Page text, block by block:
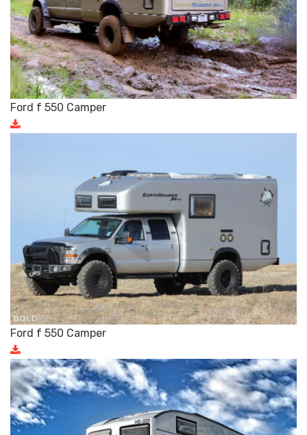
Ford f 550 Camper
Ford f 550 Camper